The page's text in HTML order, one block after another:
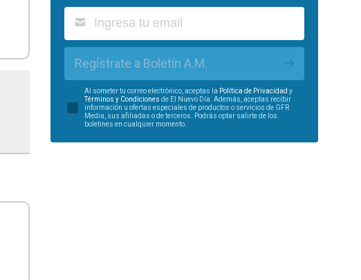
Regístrate a Boletín A.M.
Al someter tu correo electrónico, aceptas la Política de Privacidad y
Términos y Condiciones de El Nuevo Día. Además, aceptas recibir
información u ofertas especiales de productos o servicios de GFR
Media, sus afiliadas o de terceros. Podrás optar salirte de los
boletines en cualquier momento.